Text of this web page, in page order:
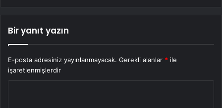
Bir yanıt yazın
E-posta adresiniz yayınlanmayacak. Gerekli alanlar * ile
işaretlenmişlerdir